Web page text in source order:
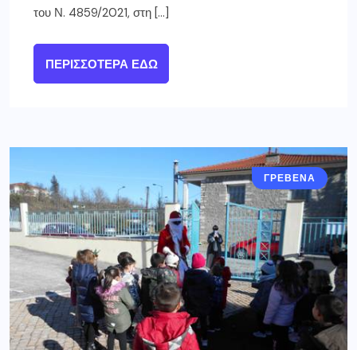
του Ν. 4859/2021, στη […]
ΠΕΡΙΣΣΌΤΕΡΑ ΕΔΏ
ΓΡΕΒΕΝΑ